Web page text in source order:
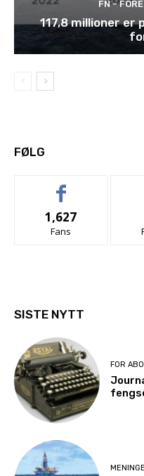
FN -
117,8 millioner er
FØLG
1,627
Fans
SISTE NYTT
FOR